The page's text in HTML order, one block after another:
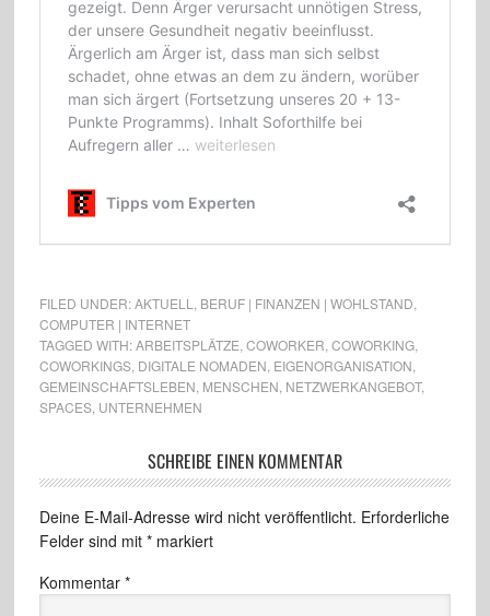
FILED UNDER:AKTUELL BERUF | FINANZEN | WOHLSTAND
COMPUTER | INTERNET
TAGGED WITH:ARBEITSPLÄTZE COWORKER COWORKING,
COWORKINGS, DIGITALE NOMADEN EIGENORGANISATION
GEMEINSCHAFTSLEBEN MENSCHEN NETZWERKANGEBOT,
SPACES, UNTERNEHMEN
SCHREIBE EINEN KOMMENTAR
Deine E-Mail-Adresse wird nicht veröffentlicht. Erforderliche
Felder sind mit *markiert
Kommentar *